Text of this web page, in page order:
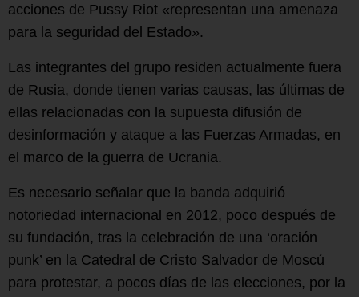
acciones de Pussy Riot «representan una amenaza
para la seguridad del Estado».
Las integrantes del grupo residen actualmente fuera
de Rusia, donde tienen varias causas, las últimas de
ellas relacionadas con la supuesta difusión de
desinformación y ataque a las Fuerzas Armadas, en
el marco de la guerra de Ucrania.
Es necesario señalar que la banda adquirió
notoriedad internacional en 2012, poco después de
su fundación, tras la celebración de una ‘oración
punk’ en la Catedral de Cristo Salvador de Moscú
para protestar, a pocos días de las elecciones, por la